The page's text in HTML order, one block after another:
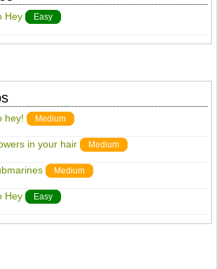
Hey Easy
hey! Medium
in your hair Medium
Medium
Hey Easy